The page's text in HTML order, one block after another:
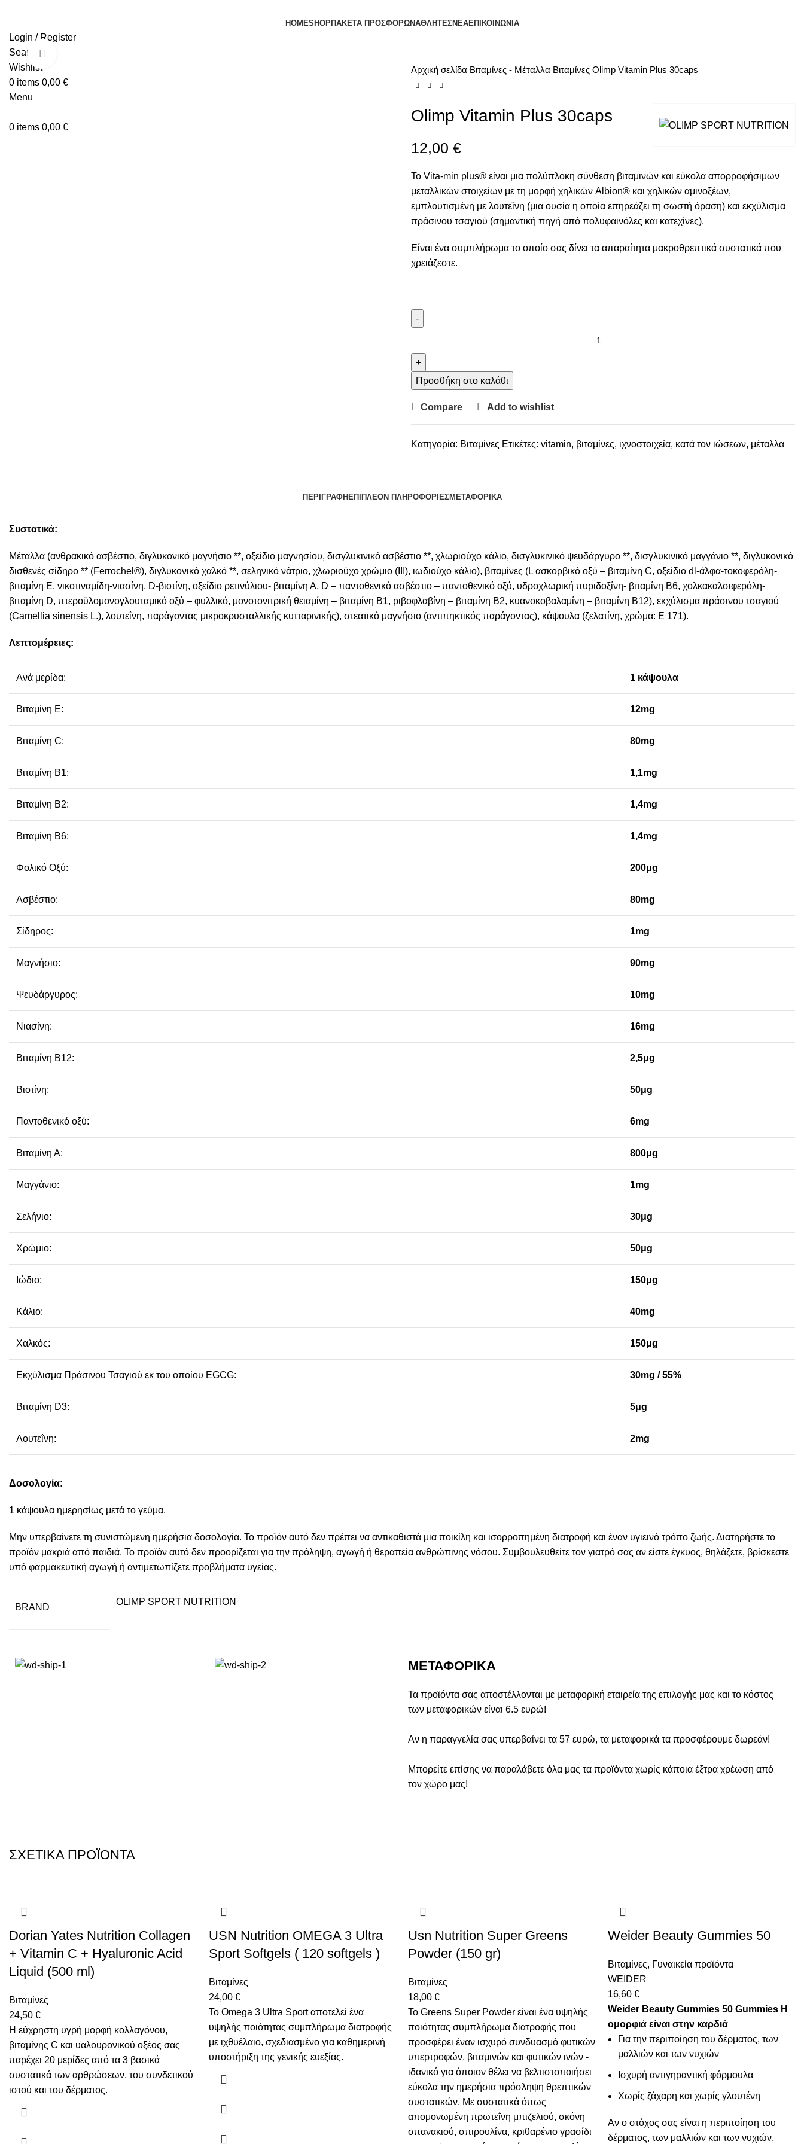
HOMESHOPΠΑΚΕΤΑ ΠΡΟΣΦΟΡΩΝΑΘΛΗΤΕΣΝΕΑΕΠΙΚΟΙΝΩΝΙΑ
Login / Register
Search
Wishlist
0 items 0,00 €
Menu
0 items 0,00 €
Αρχική σελίδα Βιταμίνες - Μέταλλα Βιταμίνες Olimp Vitamin Plus 30caps
Olimp Vitamin Plus 30caps
12,00 €
Το Vita-min plus® είναι μια πολύπλοκη σύνθεση βιταμινών και εύκολα απορροφήσιμων
μεταλλικών στοιχείων με τη μορφή χηλικών Albion® και χηλικών αμινοξέων,
εμπλουτισμένη με λουτεΐνη (μια ουσία η οποία επηρεάζει τη σωστή όραση) και εκχύλισμα
πράσινου τσαγιού (σημαντική πηγή από πολυφαινόλες και κατεχίνες).
Είναι ένα συμπλήρωμα το οποίο σας δίνει τα απαραίτητα μακροθρεπτικά συστατικά που
χρειάζεστε.
Προσθήκη στο καλάθι
Compare Add to wishlist
Κατηγορία: Βιταμίνες Ετικέτες: vitamin, βιταμίνες, ιχνοστοιχεία, κατά τον ιώσεων, μέταλλα
ΠΕΡΙΓΡΑΦΉ ΕΠΙΠΛΈΟΝ ΠΛΗΡΟΦΟΡΊΕΣΜΕΤΑΦΟΡΙΚΑ
Συστατικά:
Μέταλλα (ανθρακικό ασβέστιο, διγλυκονικό μαγνήσιο **, οξείδιο μαγνησίου, δισγλυκινικό ασβέστιο **, χλωριούχο κάλιο, δισγλυκινικό ψευδάργυρο **, δισγλυκινικό μαγγάνιο **, διγλυκονικό
δισθενές σίδηρο ** (Ferrochel®), διγλυκονικό χαλκό **, σεληνικό νάτριο, χλωριούχο χρώμιο (III), ιωδιούχο κάλιο), βιταμίνες (L ασκορβικό οξύ – βιταμίνη C, οξείδιο dl-άλφα-τοκοφερόλη-
βιταμίνη Ε, νικοτιναμίδη-νιασίνη, D-βιοτίνη, οξείδιο ρετινύλιου- βιταμίνη Α, D – παντοθενικό ασβέστιο – παντοθενικό οξύ, υδροχλωρική πυριδοξίνη- βιταμίνη Β6, χολκακαλσιφερόλη-
βιταμίνη D, πτεροϋλομονογλουταμικό οξύ – φυλλικό, μονοτονιτρική θειαμίνη – βιταμίνη Β1, ριβοφλαβίνη – βιταμίνη Β2, κυανοκοβαλαμίνη – βιταμίνη Β12), εκχύλισμα πράσινου τσαγιού
(Camellia sinensis L.), λουτεΐνη, παράγοντας μικροκρυσταλλικής κυτταρινικής), στεατικό μαγνήσιο (αντιπηκτικός παράγοντας), κάψουλα (ζελατίνη, χρώμα: Ε 171).
Λεπτομέρειες:
Ανά μερίδα: 1 κάψουλα
Βιταμίνη E: 12mg
Βιταμίνη C: 80mg
Βιταμίνη B1: 1,1mg
Βιταμίνη B2: 1,4mg
Βιταμίνη B6: 1,4mg
Φολικό Οξύ: 200μg
Ασβέστιο: 80mg
Σίδηρος: 1mg
Μαγνήσιο: 90mg
Ψευδάργυρος: 10mg
Νιασίνη: 16mg
Βιταμίνη Β12: 2,5μg
Βιοτίνη: 50μg
Παντοθενικό οξύ: 6mg
Βιταμίνη Α: 800μg
Μαγγάνιο: 1mg
Σελήνιο: 30μg
Χρώμιο: 50μg
Iώδιο: 150μg
Κάλιο: 40mg
Χαλκός: 150μg
Εκχύλισμα Πράσινου Τσαγιού εκ του οποίου EGCG: 30mg / 55%
Βιταμίνη D3: 5μg
Λουτεΐνη: 2mg
Δοσολογία:
1 κάψουλα ημερησίως μετά το γεύμα.
Μην υπερβαίνετε τη συνιστώμενη ημερήσια δοσολογία. Το προϊόν αυτό δεν πρέπει να αντικαθιστά μια ποικίλη και ισορροπημένη διατροφή και έναν υγιεινό τρόπο ζωής. Διατηρήστε το
προϊόν μακριά από παιδιά. Το προϊόν αυτό δεν προορίζεται για την πρόληψη, αγωγή ή θεραπεία ανθρώπινης νόσου. Συμβουλευθείτε τον γιατρό σας αν είστε έγκυος, θηλάζετε, βρίσκεστε
υπό φαρμακευτική αγωγή ή αντιμετωπίζετε προβλήματα υγείας.
BRAND
OLIMP SPORT NUTRITION
ΜΕΤΑΦΟΡΙΚΑ
Τα προϊόντα σας αποστέλλονται με μεταφορική εταιρεία της επιλογής μας και το κόστος
των μεταφορικών είναι 6.5 ευρώ!
Αν η παραγγελία σας υπερβαίνει τα 57 ευρώ, τα μεταφορικά τα προσφέρουμε δωρεάν!
Μπορείτε επίσης να παραλάβετε όλα μας τα προϊόντα χωρίς κάποια έξτρα χρέωση από
τον χώρο μας!
ΣΧΕΤΙΚΆ ΠΡΟΪΌΝΤΑ
Dorian Yates Nutrition Collagen
+ Vitamin C + Hyaluronic Acid
Liquid (500 ml)
Βιταμίνες
24,50 €
Η εύχρηστη υγρή μορφή κολλαγόνου,
βιταμίνης C και υαλουρονικού οξέος σας
παρέχει 20 μερίδες από τα 3 βασικά
συστατικά των αρθρώσεων, του συνδετικού
ιστού και του δέρματος.
USN Nutrition OMEGA 3 Ultra
Sport Softgels ( 120 softgels )
Βιταμίνες
24,00 €
Το Omega 3 Ultra Sport αποτελεί ένα
υψηλής ποιότητας συμπλήρωμα διατροφής
με ιχθυέλαιο, σχεδιασμένο για καθημερινή
υποστήριξη της γενικής ευεξίας.
Usn Nutrition Super Greens
Powder (150 gr)
Βιταμίνες
18,00 €
Το Greens Super Powder είναι ένα υψηλής
ποιότητας συμπλήρωμα διατροφής που
προσφέρει έναν ισχυρό συνδυασμό φυτικών
υπερτροφών, βιταμινών και φυτικών ινών -
ιδανικό για όποιον θέλει να βελτιστοποιήσει
εύκολα την ημερήσια πρόσληψη θρεπτικών
συστατικών. Με συστατικά όπως
απομονωμένη πρωτεΐνη μπιζελιού, σκόνη
σπανακιού, σπιρουλίνα, κριθαρένιο γρασίδι
Weider Beauty Gummies 50
Βιταμίνες, Γυναικεία προϊόντα
WEIDER
16,60 €
Weider Beauty Gummies 50 Gummies Η
ομορφιά είναι στην καρδιά
Για την περιποίηση του δέρματος, των
μαλλιών και των νυχιών
Ισχυρή αντιγηραντική φόρμουλα
Χωρίς ζάχαρη και χωρίς γλουτένη
Αν ο στόχος σας είναι η περιποίηση του
δέρματος, των μαλλιών και των νυχιών,